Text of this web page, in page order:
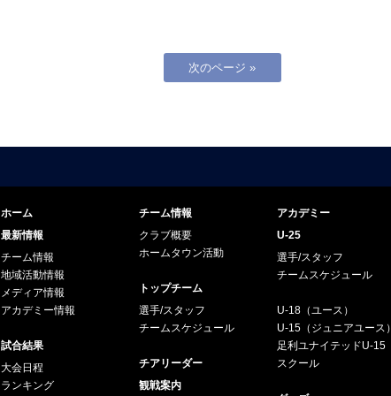
次のページ »
ホーム
最新情報
チーム情報
地域活動情報
メディア情報
アカデミー情報
試合結果
大会日程
ランキング
チーム情報
クラブ概要
ホームタウン活動
トップチーム
選手/スタッフ
チームスケジュール
チアリーダー
観戦案内
アカデミー
U-25
選手/スタッフ
チームスケジュール
U-18（ユース）
U-15（ジュニアユース）
足利ユナイテッドU-15
スクール